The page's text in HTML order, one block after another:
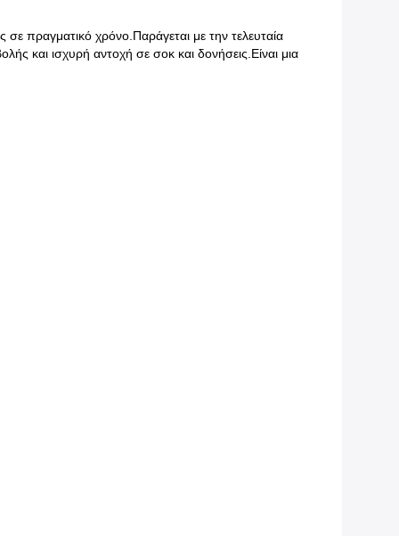
πραγματικό χρόνο.Παράγεται με την τελευταία
και ισχυρή αντοχή σε σοκ και δονήσεις.Είναι μια